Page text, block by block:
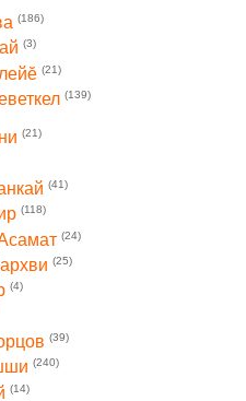
(186)
(3)
(21)
(139)
(21)
(41)
(118)
(24)
(25)
(4)
(39)
(240)
(14)